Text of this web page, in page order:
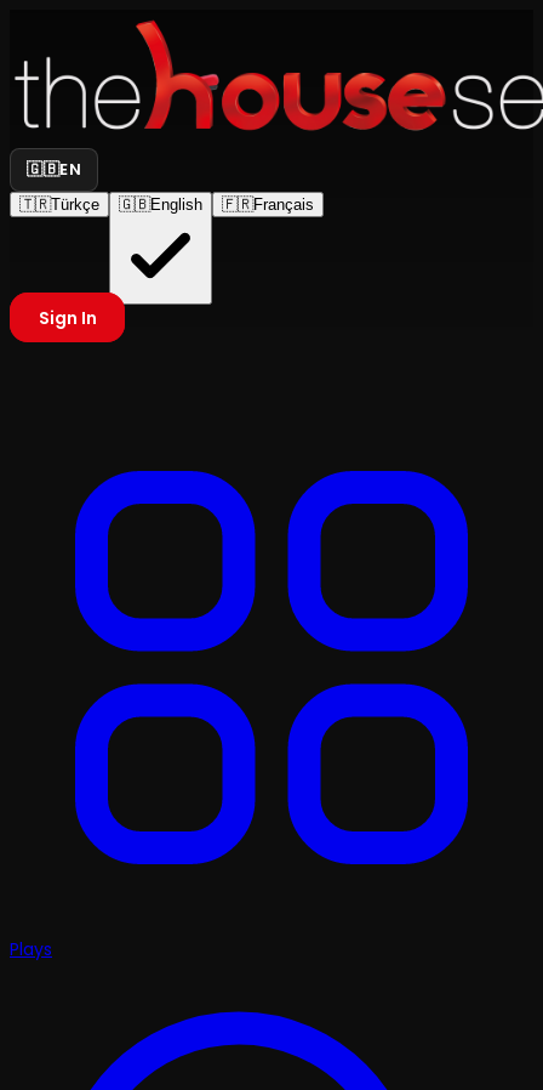
🇬🇧EN
🇹🇷Türkçe 🇬🇧English 🇫🇷Français
Sign In
Plays